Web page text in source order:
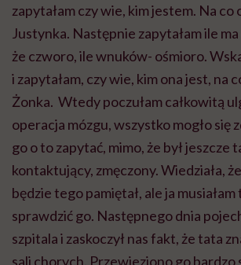
zapytałam czy wie, kim jestem. Na co
Justynka. Następnie zapytałam ile
że czworo, ile wnuków- ośmioro.
i zapytałam, czy wie, kim ona jest, na
Żonka. Wtedy poczułam całkowitą
operacja mózgu, wszystko mogło się
go o to zapytać, mimo, że był jeszcze
kontaktujący, zmęczony. Wiedziała,
będzie tego pamiętał, ale ja musiałam
sprawdzić go. Następnego dnia
szpitala i zaskoczył nas fakt, że tata
sali chorych. Przewieziono go bardzo